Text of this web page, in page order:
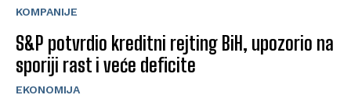
KOMPANIJE
S&P potvrdio kreditni rejting BiH, upozorio na
sporiji rast i veće deficite
EKONOMIJA